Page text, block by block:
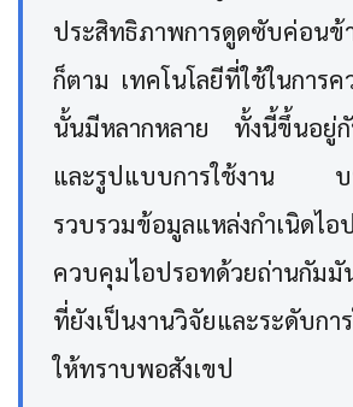
ประสิทธิภาพการดูดซับค่อน
ก็ตาม เทคโนโลยีที่ใช้ในการ
นั้นมีหลากหลาย ทั้งนี้ขึ้นอยู่กั
และรูปแบบการใช้งาน บ
รวบรวมข้อมูลแหล่งกำเนิดไอ
ควบคุมไอปรอทด้วยถ่านกัมมั
ที่ยังเป็นงานวิจัยและระดับกา
ให้ทราบพอสังเขป